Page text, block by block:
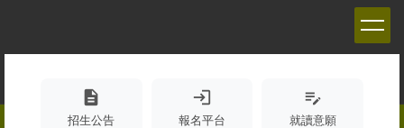
description
招生公告
login
報名平台
edit_note
就讀意願